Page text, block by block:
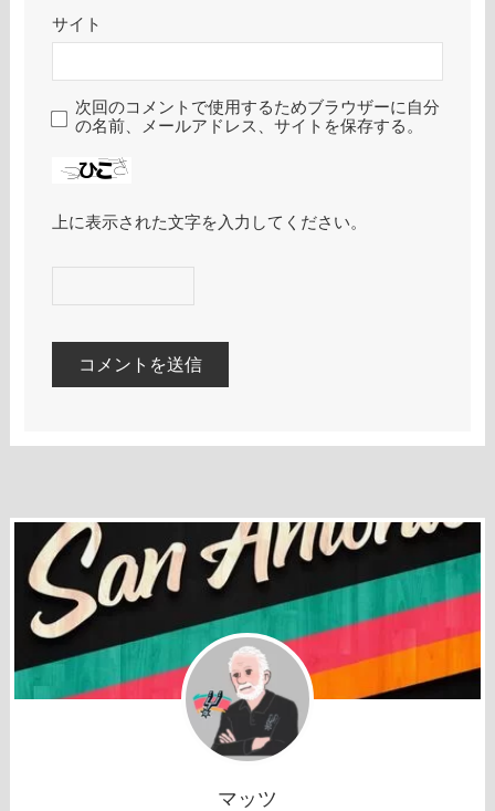
サイト
次回のコメントで使用するためブラウザーに自分
の名前、メールアドレス、サイトを保存する。
上に表示された文字を入力してください。
マッツ